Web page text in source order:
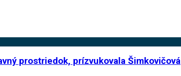
prostriedok, prízvukovala Šimkovičová